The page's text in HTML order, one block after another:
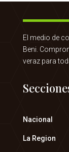
El medio de
Beni.
veraz para
Nacional
La Region